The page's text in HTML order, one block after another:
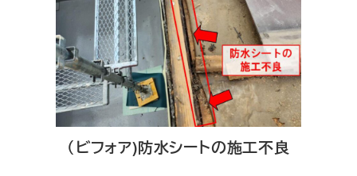
（ビフォア)防水シートの施工不良